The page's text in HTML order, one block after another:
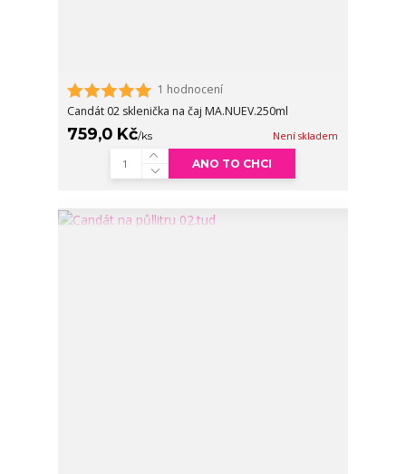
1 hodnocení
Candát 02 sklenička na čaj MA.NUEV.250ml
759,0 Kč/ks Není skladem
ANO TO CHCI